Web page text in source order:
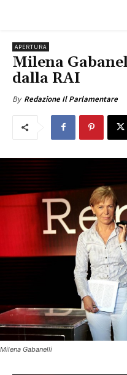
APERTURA
Milena
dalla RAI
By Redazione Il Parlamentare
Milena Gabanelli